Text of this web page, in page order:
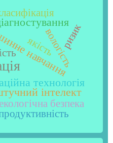
технологія
навчання
інтелект
вологість
ризик
якість
екологічна безпека